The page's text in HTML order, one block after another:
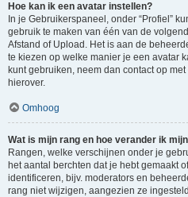
Hoe kan ik een avatar instellen?
In je Gebruikerspaneel, onder “Profiel”
gebruik te maken van één van de
Afstand of Upload. Het is aan de
te kiezen op welke manier je een avatar
kunt gebruiken, neem dan contact op
hierover.
Omhoog
Wat is mijn rang en hoe verander ik
Rangen, welke verschijnen onder je
het aantal berchten dat je hebt gemaakt
identificeren, bijv. moderators en
rang niet wijzigen, aangezien ze